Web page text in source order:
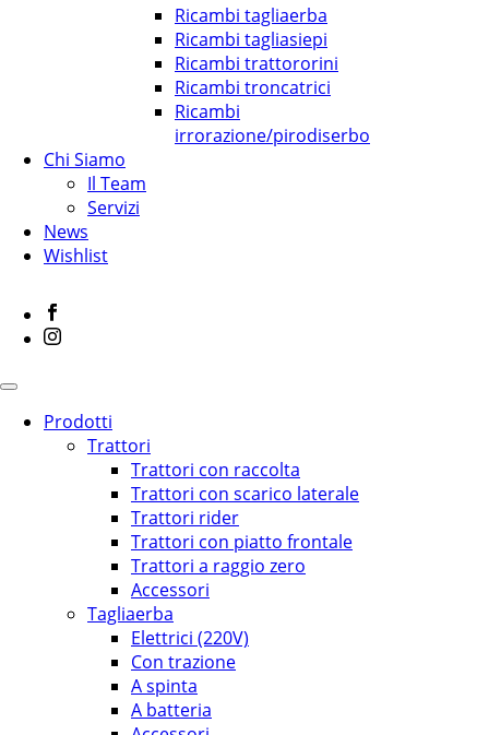
Ricambi tagliaerba
Ricambi tagliasiepi
Ricambi trattororini
Ricambi troncatrici
Ricambi
irrorazione/pirodiserbo
Chi Siamo
Il Team
Servizi
News
Wishlist
Prodotti
Trattori
Trattori con raccolta
Trattori con scarico laterale
Trattori rider
Trattori con piatto frontale
Trattori a raggio zero
Accessori
Tagliaerba
Elettrici (220V)
Con trazione
A spinta
A batteria